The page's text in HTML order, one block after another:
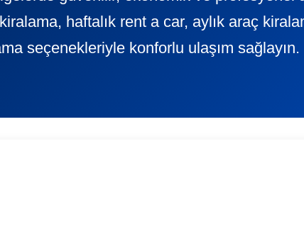
haftalık rent a car, aylık araç
seçenekleriyle konforlu ulaşım sağlayın.